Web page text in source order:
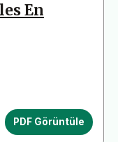
En
PDF Görüntüle